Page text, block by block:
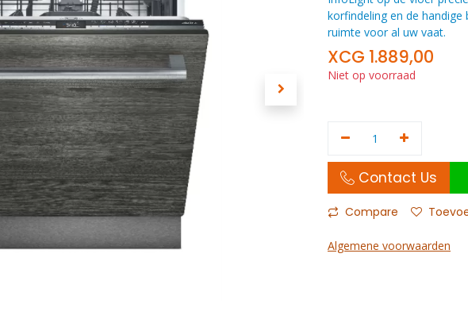
korfindeling en de
ruimte voor al uw vaat.
XCG 1.889,00
Niet op voorraad
Contact Us
Compare
Algemene voorwaarden